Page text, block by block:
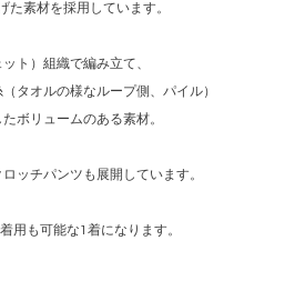
た素材を採用しています。
ト）組織で編み立て、
タオルの様なループ側、パイル）
ボリュームのある素材。
ッチパンツも展開しています。
用も可能な1着になります。